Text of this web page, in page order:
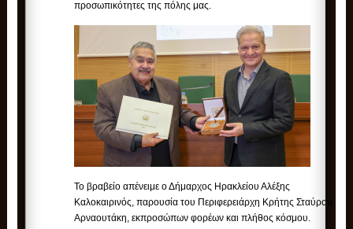
προσωπικότητες της πόλης μας.
Το βραβείο απένειμε ο Δήμαρχος Ηρακλείου Αλέξης
Καλοκαιρινός, παρουσία του Περιφερειάρχη Κρήτης Σταύρου
Αρναουτάκη, εκπροσώπων φορέων και πλήθος κόσμου.